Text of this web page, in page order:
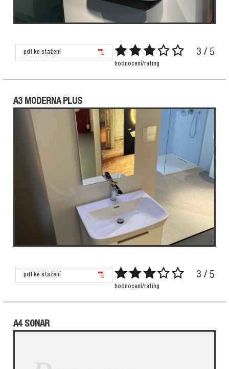
pdf ke stažení 3 / 5
hodnocení/rating
A3 MODERNA PLUS
pdf ke stažení 3 / 5
hodnocení/rating
A4 SONAR